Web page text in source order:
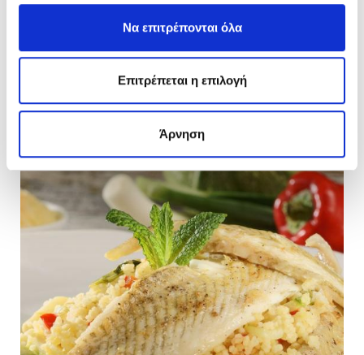
Να επιτρέπονται όλα
Επιτρέπεται η επιλογή
Άρνηση